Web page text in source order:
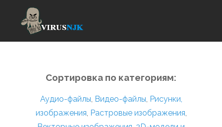
Сортировка по категориям:
Аудио-файлы, Видео-файлы, Рисунки,
изображения, Растровые изображения,